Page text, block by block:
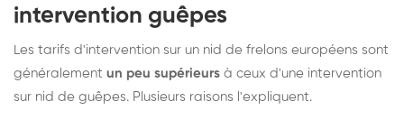
intervention guêpes
Les tarifs d'intervention sur un nid de frelons européens sont
généralement un peu supérieurs à ceux d'une intervention
sur nid de guêpes. Plusieurs raisons l'expliquent.